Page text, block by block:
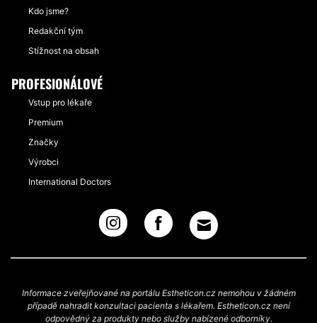
Kdo jsme?
Redakční tým
Stížnost na obsah
PROFESIONÁLOVÉ
Vstup pro lékaře
Premium
Značky
Výrobci
International Doctors
Informace zveřejňované na portálu Estheticon.cz nemohou v žádném
případě nahradit konzultaci pacienta s lékařem. Estheticon.cz není
odpovědný za produkty nebo služby nabízené odborníky.